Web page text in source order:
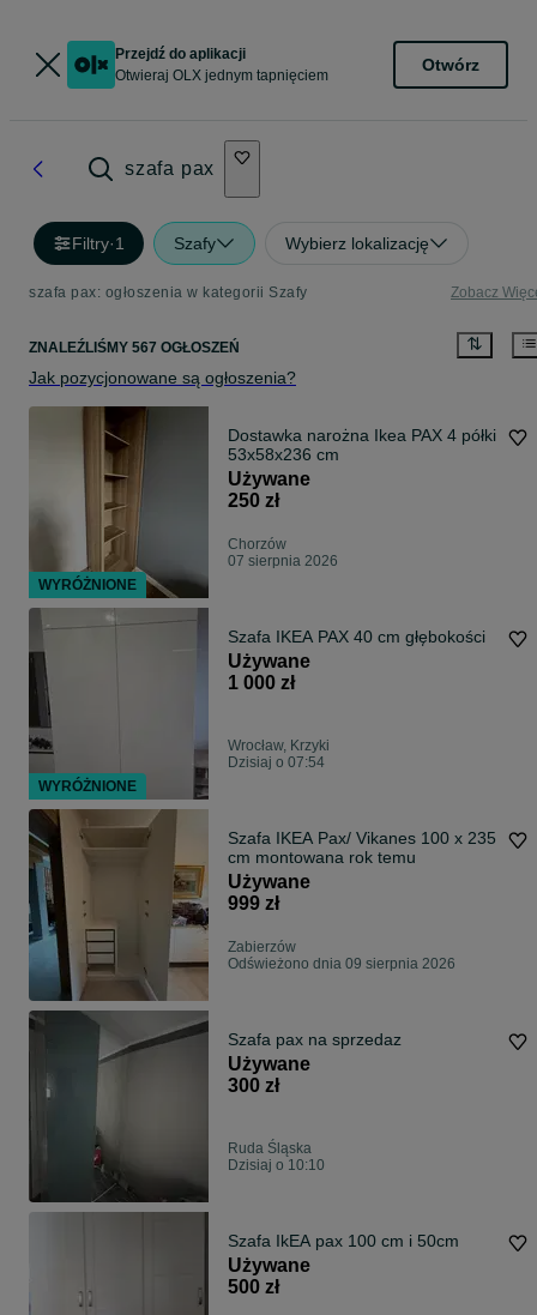
Przejdź do aplikacji
Otwieraj OLX jednym tapnięciem
Otwórz
szafa pax
Filtry·1 Szafy Wybierz lokalizację
szafa pax: ogłoszenia w kategorii Szafy Zobacz
ZNALEŹLIŚMY 567 OGŁOSZEŃ
Jak pozycjonowane są ogłoszenia?
Dostawka narożna Ikea PAX 4 półki
53x58x236 cm
Używane
250 zł
Chorzów
07 sierpnia 2026
Szafa IKEA PAX 40 cm głębokości
Używane
1 000 zł
Wrocław, Krzyki
Dzisiaj o 07:54
Szafa IKEA Pax/ Vikanes 100 x 235
cm montowana rok temu
Używane
999 zł
Zabierzów
Odświeżono dnia 09 sierpnia 2026
Szafa pax na sprzedaz
Używane
300 zł
Ruda Śląska
Dzisiaj o 10:10
Szafa IkEA pax 100 cm i 50cm
Używane
500 zł
WYRÓŻNIONE
WYRÓŻNIONE